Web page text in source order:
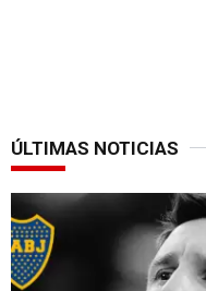
ÚLTIMAS NOTICIAS